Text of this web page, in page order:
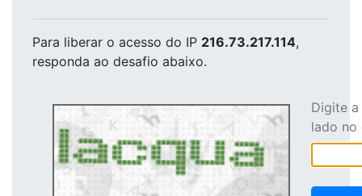
Para liberar o acesso do IP 216.73.217.114,
responda ao desafio abaixo.
Digite
lado no